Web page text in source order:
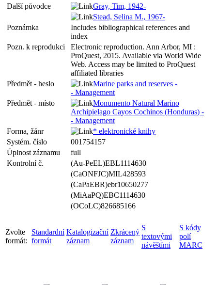
Další původce
Gray, Tim, 1942-
Stead, Selina M., 1967-
Poznámka
Includes bibliographical references and
index
Pozn. k reprodukci
Electronic reproduction. Ann Arbor, MI :
ProQuest, 2015. Available via World Wide
Web. Access may be limited to ProQuest
affiliated libraries
Předmět - heslo
Marine parks and reserves -
- Management
Předmět - místo
Monumento Natural Marino
Archipielago Cayos Cochinos (Honduras) -
- Management
Forma, žánr
* elektronické knihy
Systém. číslo
001754157
Úplnost záznamu
full
Kontrolní č.
(Au-PeEL)EBL1114630
(CaONFJC)MIL428593
(CaPaEBR)ebr10650277
(MiAaPQ)EBC1114630
(OCoLC)826685166
Zvolte
formát:
Standardní
formát
Katalogizační
záznam
Zkrácený
záznam
S
textovými
návěštími
S kódy
polí
MARC